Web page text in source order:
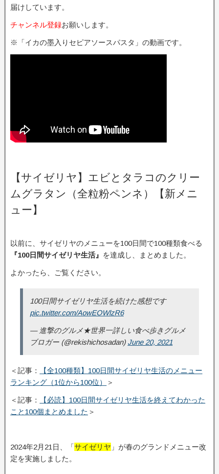
届けしています。
チャンネル登録お願いします。
※「イカの墨入りセピアソースパスタ」の動画です。
【サイゼリヤ】エビとタラコのクリー
ムグラタン（全粒粉ペンネ）【新メニ
ュー】
以前に、サイゼリヤのメニューを100日間で100種類食べる
『100日間サイゼリヤ生活』 を達成し、まとめました。
よかったら、ご覧ください。
100日間サイゼリヤ生活を続けた感想です
pic.twitter.com/AowEOWlzR6
— 進撃のグルメ★世界一詳しい食べ歩きグルメ
ブロガー (@rekishichosadan) June 20, 2021
＜記事：
【全100種類】100日間サイゼリヤ生活のメニュー
ランキング（1位から100位）
＞
＜記事：
【必読】100日間サイゼリヤ生活を終えてわかった
こと100個まとめました ＞
2024年2月21日、「サイゼリヤ 」が春のグランドメニュー改
定を実施しました。